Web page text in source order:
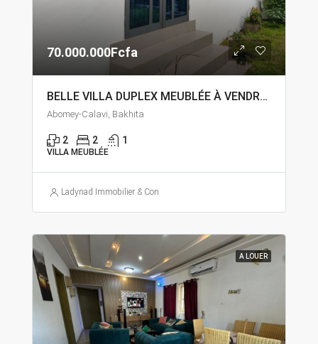
70.000.000Fcfa
BELLE VILLA DUPLEX MEUBLÉE À VENDRE À ABOMEY – CALAVI BAKHITA FINAFA
Abomey-Calavi, Bakhita
2 2 1
VILLA MEUBLÉE
Ladynad Immobilier & Construction
A LOUER